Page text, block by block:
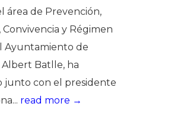
área de Prevención,
y Régimen
Ayuntamiento de
Albert Batlle, ha
junto con el presidente
read more →